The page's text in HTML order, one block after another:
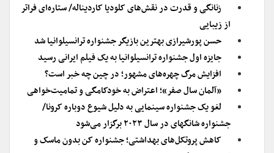
زنانگی و قدرت در نقش‌های کلودیا کاردیناله/ ستاره‌ای فراتر
از زیبایی
حسن پورشیرازی بهترین بازیگر جشنواره ترانسیلوانیا شد
جایزه اول جشنواره ترانسیلوانیا به یک فیلم ایرانی رسید
افزایش مرگ چهره‌های مشهور؛ در چین چه خبر است؟
«آلمان سال صفر»؛ اعتراض به خودکامگی و تمامیت‌خواهی
لغو یک جشنواره سینمایی به دلیل شیوع دوباره کرونا/
جشنواره شانگهای در سال ۲۰۲۳ برگزار می‌شود
کاهش پروتکل‌های بهداشتی؛ جشنواره کن بدون ماسک و